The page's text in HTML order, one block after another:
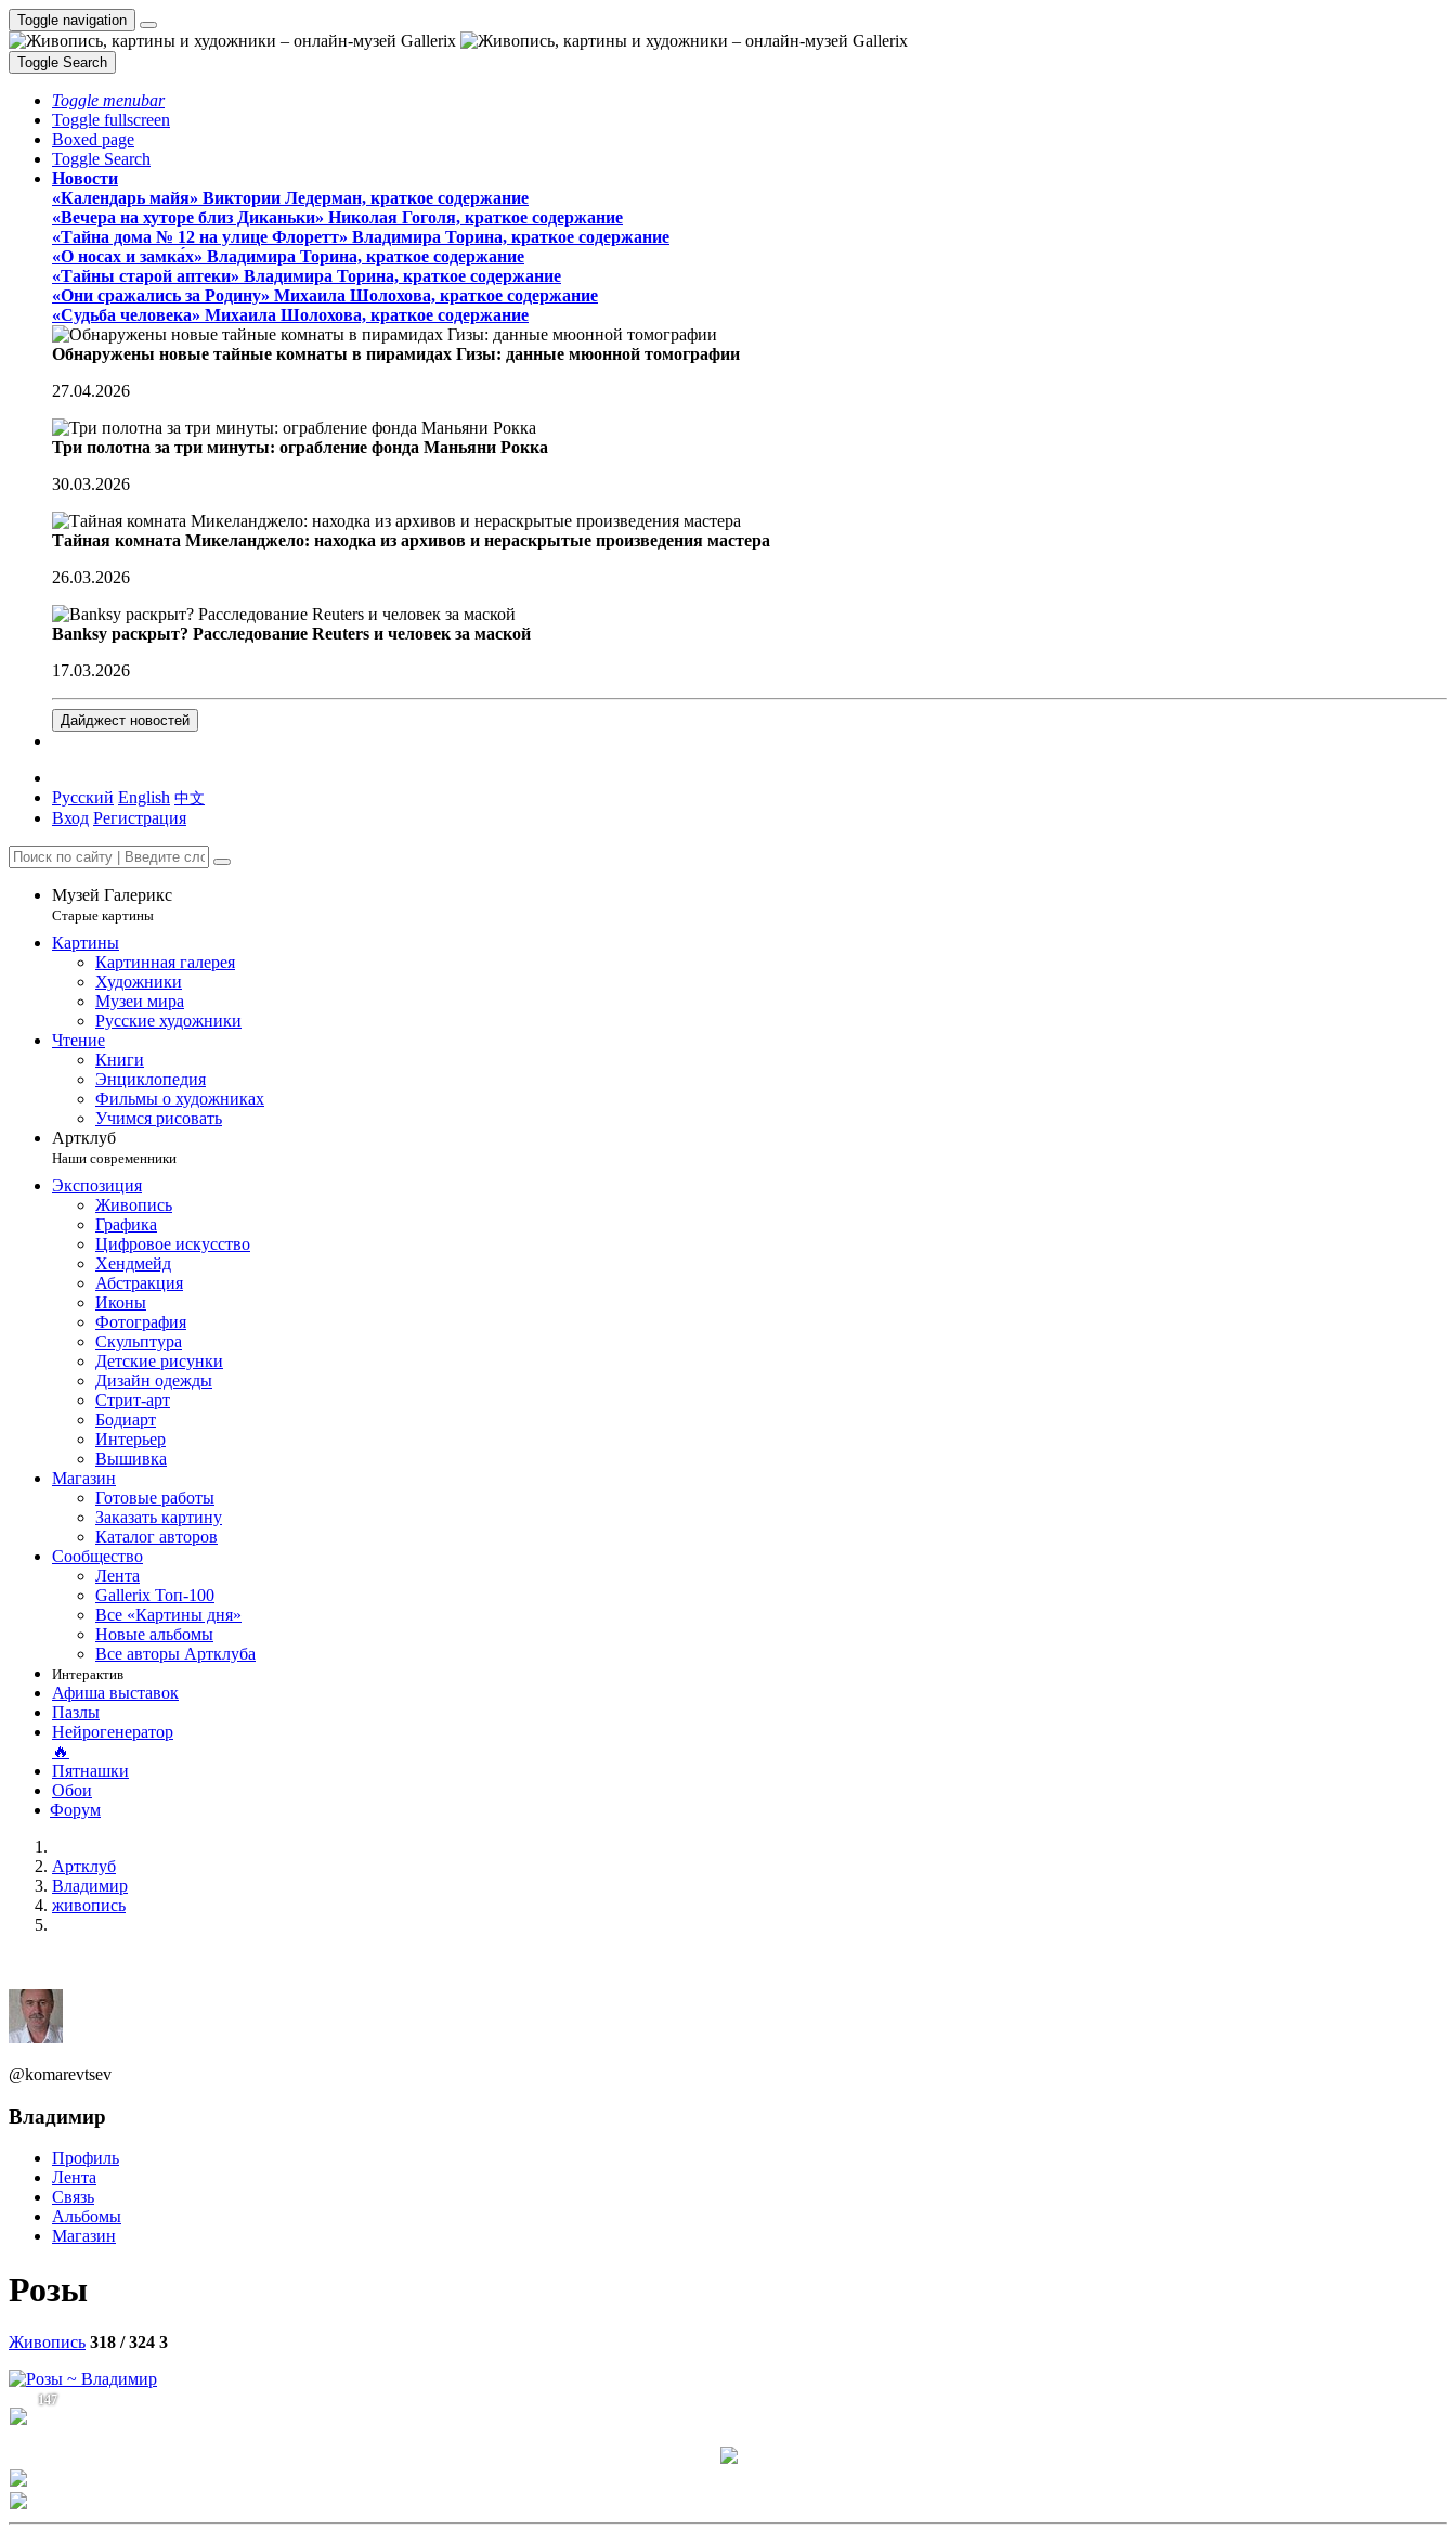
Toggle navigation
Toggle Search
Toggle menubar
Toggle fullscreen
Boxed page
Toggle Search
Новости
«Календарь майя» Виктории Ледерман, краткое содержание
«Вечера на хуторе близ Диканьки» Николая Гоголя, краткое содержание
«Тайна дома № 12 на улице Флоретт» Владимира Торина, краткое содержание
«О носах и замка́х» Владимира Торина, краткое содержание
«Тайны старой аптеки» Владимира Торина, краткое содержание
«Они сражались за Родину» Михаила Шолохова, краткое содержание
«Судьба человека» Михаила Шолохова, краткое содержание
Обнаружены новые тайные комнаты в пирамидах Гизы: данные мюонной томографии
27.04.2026
Три полотна за три минуты: ограбление фонда Маньяни Рокка
30.03.2026
Тайная комната Микеланджело: находка из архивов и нераскрытые произведения мастера
26.03.2026
Banksy раскрыт? Расследование Reuters и человек за маской
17.03.2026
Дайджест новостей
Русский English 中文
Вход Регистрация
Музей Галерикс
Старые картины
Картины
Картинная галерея
Художники
Музеи мира
Русские художники
Чтение
Книги
Энциклопедия
Фильмы о художниках
Учимся рисовать
Артклуб
Наши современники
Экспозиция
Живопись
Графика
Цифровое искусство
Хендмейд
Абстракция
Иконы
Фотография
Скульптура
Детские рисунки
Дизайн одежды
Стрит-арт
Бодиарт
Интерьер
Вышивка
Магазин
Готовые работы
Заказать картину
Каталог авторов
Сообщество
Лента
Gallerix Топ-100
Все «Картины дня»
Новые альбомы
Все авторы Артклуба
Интерактив
Афиша выставок
Пазлы
Нейрогенератор
🔥
Пятнашки
Обои
Форум
Артклуб
Владимир
живопись
@komarevtsev
Владимир
Профиль
Лента
Связь
Альбомы
Магазин
Розы
Живопись 318 / 324 3
147